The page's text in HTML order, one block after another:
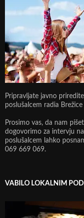
Pripravljate javno
poslušalcem radia Brežice
Prosimo vas, da nam
dogovorimo za intervju
poslušalcem lahko
069 669 069.
VABILO LOKALNIM